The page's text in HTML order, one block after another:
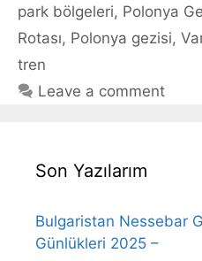
park bölgeleri, Polonya
Rotası, Polonya gezisi,
tren
Leave a comment
Son Yazılarım
Bulgaristan Nessebar
Günlükleri 2025 –